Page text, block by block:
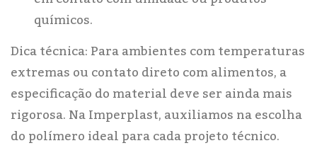
químicos.
Dica técnica: Para ambientes com temperaturas
extremas ou contato direto com alimentos, a
especificação do material deve ser ainda mais
rigorosa. Na Imperplast, auxiliamos na escolha
do polímero ideal para cada projeto técnico.